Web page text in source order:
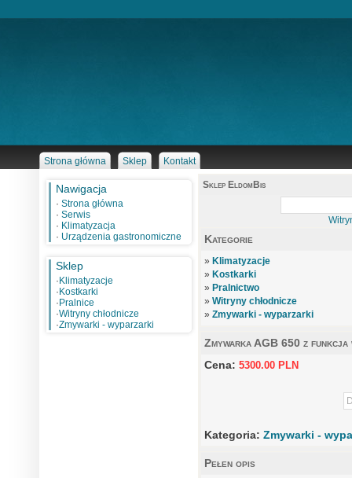
Strona główna Sklep Kontakt
Nawigacja
· Strona główna
· Serwis
· Klimatyzacja
· Urządzenia gastronomiczne
Sklep
· Klimatyzacje
· Kostkarki
· Pralnice
·Witryny chłodnicze
·Zmywarki - wyparzarki
Sklep EldomBis
Kategorie
» Klimatyzacje
» Kostkarki
» Pralnictwo
» Witryny chłodnicze
» Zmywarki - wyparzarki
Zmywarka AGB 650 z funkcja
Cena: 5300.00 PLN
Kategoria: Zmywarki -
Pełen opis